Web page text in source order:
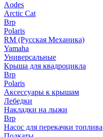
Aodes
Arctic Cat
Brp
Polaris
RM (Русская Механика)
Yamaha
Универсальные
Крыша для квадроцикла
Brp
Polaris
Аксессуары к крышам
Лебедки
Накладки на лыжи
Brp
Насос для перекачки топлива